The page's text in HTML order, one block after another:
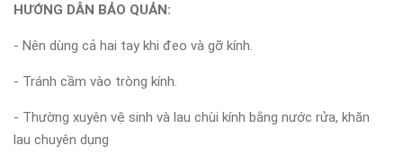
HƯỚNG DẪN BẢO QUẢN:
- Nên dùng cả hai tay khi đeo và gỡ kính.
- Tránh cầm vào tròng kính.
- Thường xuyên vệ sinh và lau chùi kính bằng nước rửa, khăn
lau chuyên dụng